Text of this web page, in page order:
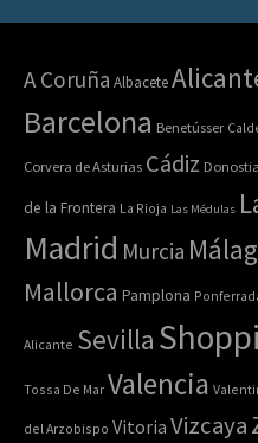
A Coruña Albacete
Barcelona Benetússer
Corvera de Asturias Cádiz Donostia
de la Frontera La Rioja Las Médulas
Madrid Murcia
Mallorca Pamplona
Alicante Sevilla
Tossa De Mar Valencia
del Arzobispo Vitoria Vizcaya